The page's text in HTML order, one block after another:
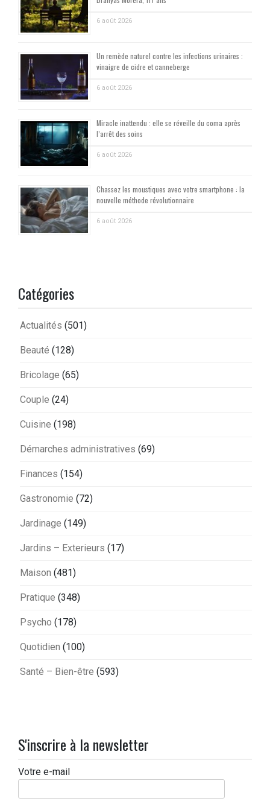
6 août 2026
Un remède naturel contre les infections urinaires :
vinaigre de cidre et canneberge
6 août 2026
Miracle inattendu : elle se réveille du coma après
l’arrêt des soins
6 août 2026
Chassez les moustiques avec votre smartphone : la
nouvelle méthode révolutionnaire
6 août 2026
Catégories
Actualités (501)
Beauté (128)
Bricolage (65)
Couple (24)
Cuisine (198)
Démarches administratives (69)
Finances (154)
Gastronomie (72)
Jardinage (149)
Jardins – Exterieurs (17)
Maison (481)
Pratique (348)
Psycho (178)
Quotidien (100)
Santé – Bien-être (593)
S'inscrire à la newsletter
Votre e-mail